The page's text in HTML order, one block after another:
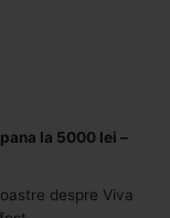
la 5000 lei –
despre Viva